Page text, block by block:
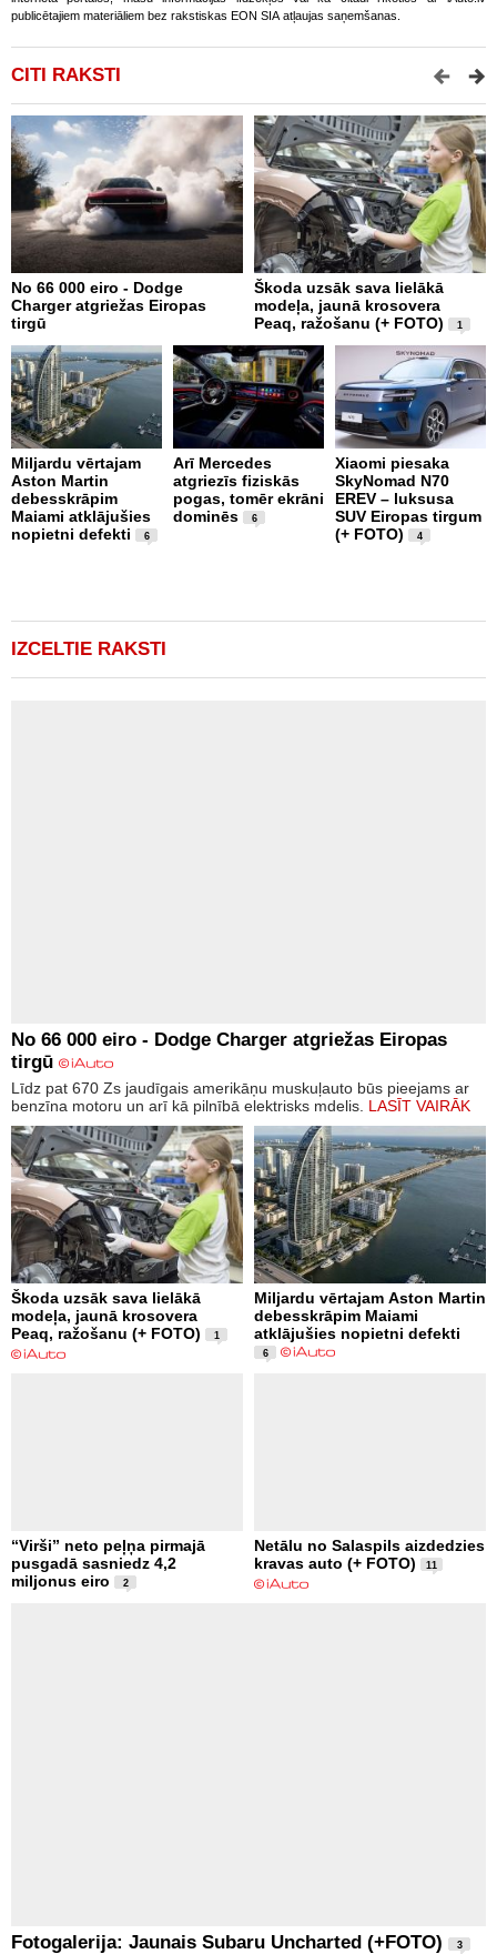
publicētajiem materiāliem bez rakstiskas EON SIA atļaujas saņemšanas.
CITI RAKSTI
No 66 000 eiro - Dodge
Charger atgriežas Eiropas
tirgū
Škoda uzsāk sava lielākā
modeļa, jaunā krosovera
Peaq, ražošanu (+ FOTO)
1
Miljardu vērtajam
Aston Martin
debesskrāpim
Maiami atklājušies
nopietni defekti
6
Arī Mercedes
atgriezīs fiziskās
pogas, tomēr ekrāni
dominēs
6
Xiaomi piesaka
SkyNomad N70
EREV – luksusa
SUV Eiropas tirgum
(+ FOTO)
4
IZCELTIE RAKSTI
No 66 000 eiro - Dodge Charger atgriežas Eiropas
tirgū
Līdz pat 670 Zs jaudīgais amerikāņu muskuļauto būs pieejams ar
benzīna motoru un arī kā pilnībā elektrisks mdelis. LASĪT VAIRĀK
Škoda uzsāk sava lielākā
modeļa, jaunā krosovera
Peaq, ražošanu (+ FOTO)
1
Miljardu vērtajam Aston Martin
debesskrāpim Maiami
atklājušies nopietni defekti
6
“Virši” neto peļņa pirmajā
pusgadā sasniedz 4,2
miljonus eiro
2
Netālu no Salaspils aizdedzies
kravas auto (+ FOTO)
11
Fotogalerija: Jaunais Subaru Uncharted (+FOTO) 3